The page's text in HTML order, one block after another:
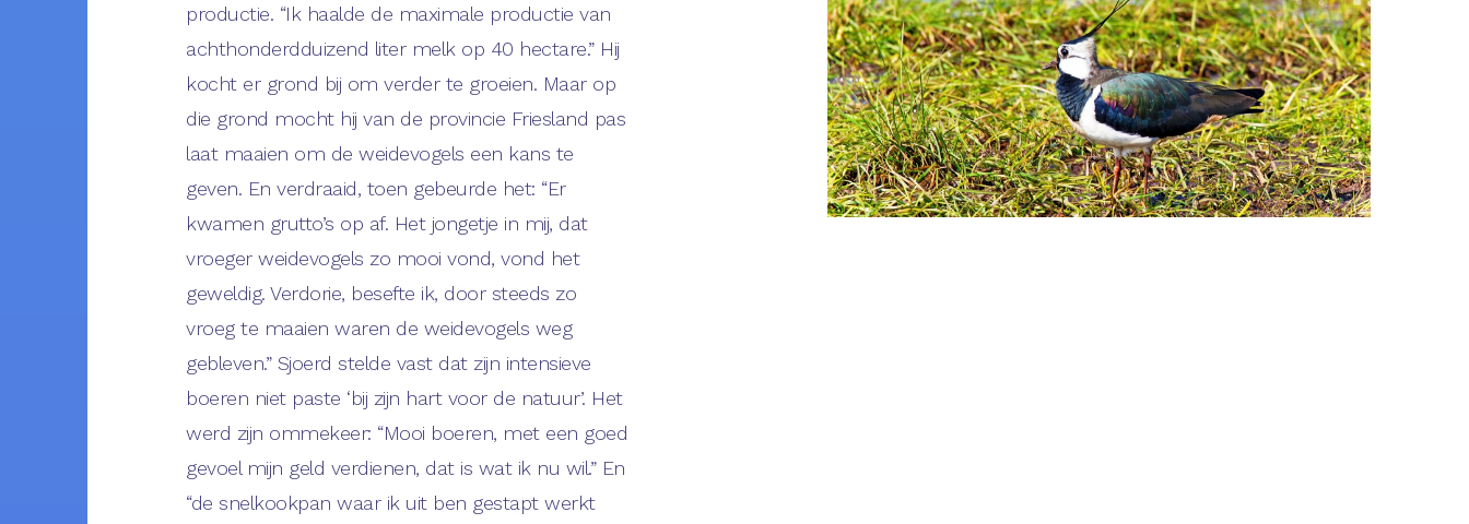
productie. “Ik haalde de maximale productie van
achthonderdduizend liter melk op 40 hectare.” Hij
kocht er grond bij om verder te groeien. Maar op
die grond mocht hij van de provincie Friesland pas
laat maaien om de weidevogels een kans te
geven. En verdraaid, toen gebeurde het: “Er
kwamen grutto’s op af. Het jongetje in mij, dat
vroeger weidevogels zo mooi vond, vond het
geweldig. Verdorie, besefte ik, door steeds zo
vroeg te maaien waren de weidevogels weg
gebleven.” Sjoerd stelde vast dat zijn intensieve
boeren niet paste ‘bij zijn hart voor de natuur’. Het
werd zijn ommekeer: “Mooi boeren, met een goed
gevoel mijn geld verdienen, dat is wat ik nu wil.” En
“de snelkookpan waar ik uit ben gestapt werkt